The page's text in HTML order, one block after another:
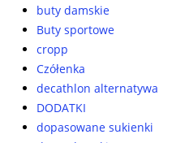
buty damskie
Buty sportowe
cropp
Czółenka
decathlon alternatywa
DODATKI
dopasowane sukienki